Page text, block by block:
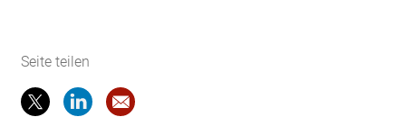
Seite teilen
Seite teilenSeite teilenWebsite-Empfehlung: Gefundene